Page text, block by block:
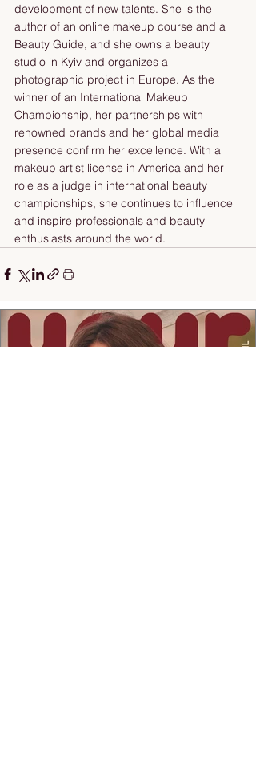
development of new talents. She is the
author of an online makeup course and a
Beauty Guide, and she owns a beauty
studio in Kyiv and organizes a
photographic project in Europe. As the
winner of an International Makeup
Championship, her partnerships with
renowned brands and her global media
presence confirm her excellence. With a
makeup artist license in America and her
role as a judge in international beauty
championships, she continues to influence
and inspire professionals and beauty
enthusiasts around the world.